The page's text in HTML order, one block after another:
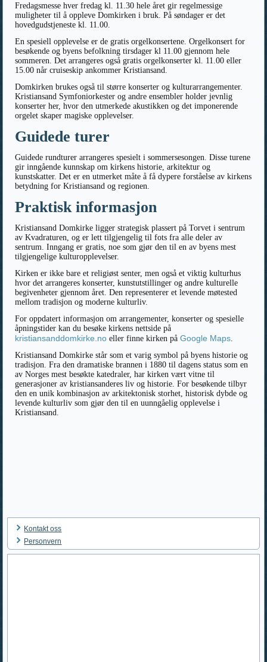
Fredagsmesse hver fredag kl. 11.30 hele året gir regelmessige
muligheter til å oppleve Domkirken i bruk. På søndager er det
hovedgudstjeneste kl. 11.00.
En spesiell opplevelse er de gratis orgelkonsertene. Orgelkonsert for
besøkende og byens befolkning tirsdager kl 11.00 gjennom hele
sommeren. Det arrangeres også gratis orgelkonserter kl. 11.00 eller
15.00 når cruiseskip ankommer Kristiansand.
Domkirken brukes også til større konserter og kulturarrangementer.
Kristiansand Symfoniorkester og andre ensembler holder jevnlig
konserter her, hvor den utmerkede akustikken og det imponerende
orgelet skaper magiske opplevelser.
Guidede turer
Guidede rundturer arrangeres spesielt i sommersesongen. Disse turene
gir inngående kunnskap om kirkens historie, arkitektur og
kunstskatter. Det er en utmerket måte å få dypere forståelse av kirkens
betydning for Kristiansand og regionen.
Praktisk informasjon
Kristiansand Domkirke ligger strategisk plassert på Torvet i sentrum
av Kvadraturen, og er lett tilgjengelig til fots fra alle deler av
sentrum. Inngang er gratis, noe som gjør den til en av byens mest
tilgjengelige kulturopplevelser.
Kirken er ikke bare et religiøst senter, men også et viktig kulturhus
hvor det arrangeres konserter, kunstutstillinger og andre kulturelle
begivenheter gjennom året. Den representerer et levende møtested
mellom tradisjon og moderne kulturliv.
For oppdatert informasjon om arrangementer, konserter og spesielle
åpningstider kan du besøke kirkens nettside på
kristiansanddomkirke.no eller finne kirken påGoogle Maps
Kristiansand Domkirke står som et varig symbol på byens historie og
tradisjon. Fra den dramatiske brannen i 1880 til dagens status som en
av Norges mest besøkte katedraler, har kirken vært vitne til
generasjoner av kristiansanderes liv og historie. For besøkende tilbyr
den en unik kombinasjon av arkitektonisk storhet, historisk dybde og
levende kulturliv som gjør den til en uunngåelig opplevelse i
Kristiansand.
Kontakt oss
Personvern